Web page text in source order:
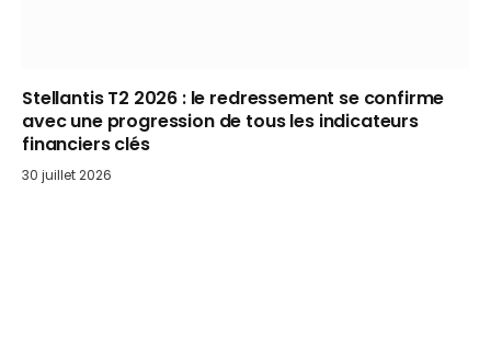
Stellantis T2 2026 : le redressement se confirme
avec une progression de tous les indicateurs
financiers clés
30 juillet 2026